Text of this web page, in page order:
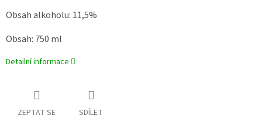
Obsah alkoholu: 11,5%
Obsah: 750 ml
Detailní informace
ZEPTAT SE SDÍLET